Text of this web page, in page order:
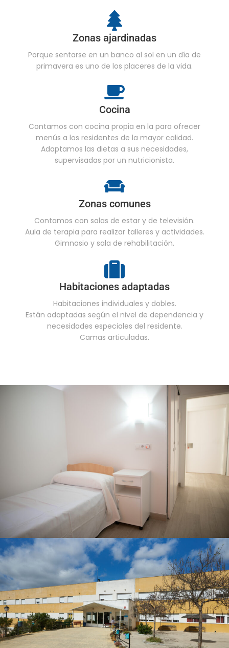
Zonas ajardinadas
Porque sentarse en un banco al sol en un día de
primavera es uno de los placeres de la vida.
Cocina
Contamos con cocina propia en la para ofrecer
menús a los residentes de la mayor calidad.
Adaptamos las dietas a sus necesidades,
supervisadas por un nutricionista.
Zonas comunes
Contamos con salas de estar y de televisión.
Aula de terapia para realizar talleres y actividades.
Gimnasio y sala de rehabilitación.
Habitaciones adaptadas
Habitaciones individuales y dobles.
Están adaptadas según el nivel de dependencia y
necesidades especiales del residente.
Camas articuladas.